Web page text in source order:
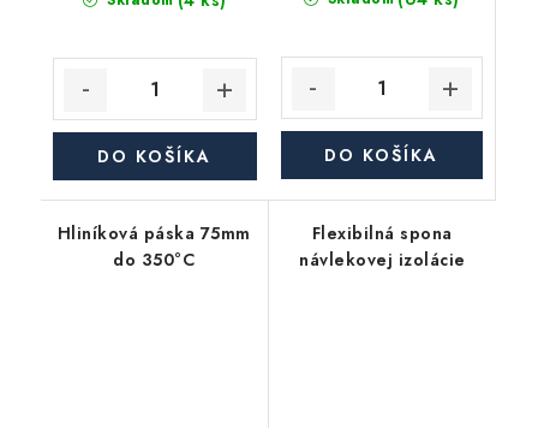
DO KOŠÍKA DO KOŠÍKA
Hliníková páska 75mm
do 350°C
Flexibilná spona
návlekovej izolácie